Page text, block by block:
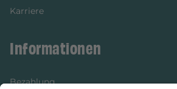
Karriere
Informationen
Bezahlung